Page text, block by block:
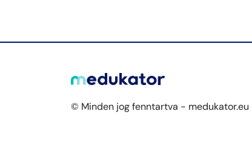
© Minden jog fenntartva - medukator.eu